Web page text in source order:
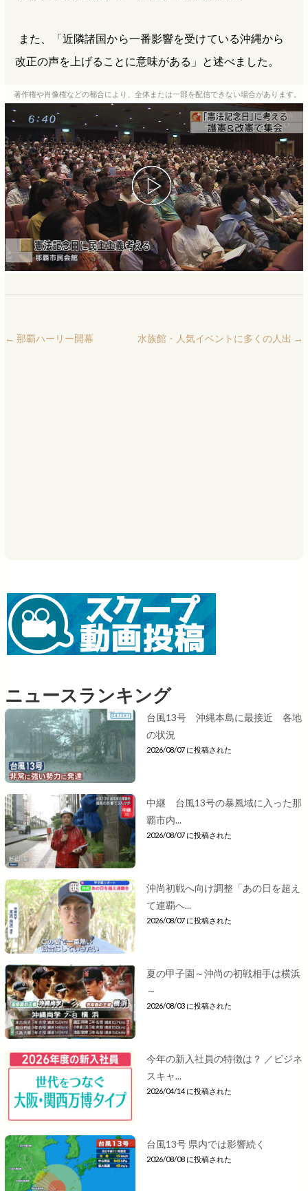
また、「近隣諸国から一番影響を受けている沖縄から
改正の声を上げることに意味がある」と述べました。
著作権や肖像権などの都合により、全体または一部を配信できない場合があります。
← 那覇ハーリー開幕 水族館・人気イベントに多くの人出 →
ニュースランキング
台風13号 沖縄本島に最接近 各地
の状況
2026/08/07 に投稿された
中継 台風13号の暴風域に入った那
覇市内...
2026/08/07 に投稿された
沖尚初戦へ向け調整「あの日を超え
て連覇へ...
2026/08/07 に投稿された
夏の甲子園～沖尚の初戦相手は横浜
～
2026/08/03 に投稿された
今年の新入社員の特徴は？ ／ビジネ
スキャ...
2026/04/14 に投稿された
台風13号 県内では影響続く
2026/08/08 に投稿された